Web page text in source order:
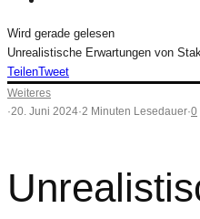
Wird gerade gelesen
Unrealistische Erwartungen von
TeilenTweet
Weiteres
·20. Juni 2024·2 Minuten Lesedauer·0